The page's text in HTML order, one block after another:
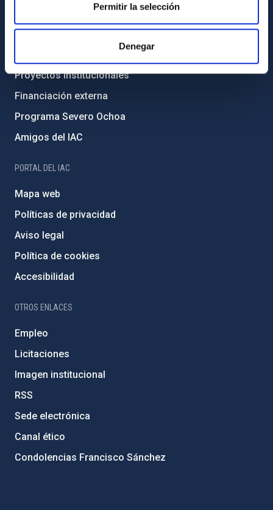
Permitir la selección
Denegar
Igualdad y diversidad de género
Forever IAC
Medio Ambiente y Sostenibilidad
Proyectos institucionales
Financiación externa
Programa Severo Ochoa
Amigos del IAC
PORTAL DEL IAC
Mapa web
Políticas de privacidad
Aviso legal
Política de cookies
Accesibilidad
OTROS ENLACES
Empleo
Licitaciones
Imagen institucional
RSS
Sede electrónica
Canal ético
Condolencias Francisco Sánchez